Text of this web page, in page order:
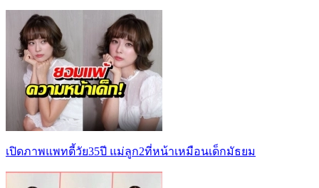
เปิดภาพแพทตี้วัย35ปี แม่ลูก2ที่หน้าเหมือนเด็กมัธยม